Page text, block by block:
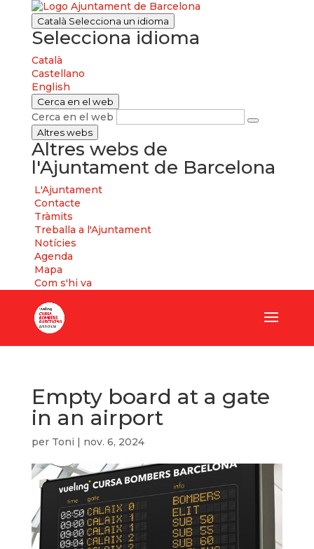
Català Selecciona un idioma
Selecciona idioma
Català
Castellano
English
Cerca en el web
Cerca en el web
Altres webs
Altres webs de
l'Ajuntament de Barcelona
L'Ajuntament
Contacte
Tràmits
Treballa a l'Ajuntament
Notícies
Agenda
Mapa
Com s'hi va
Empty board at a gate
in an airport
per Toni | nov. 6, 2024